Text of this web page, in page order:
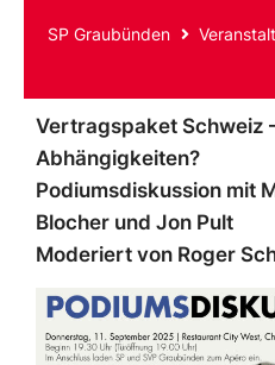
SP Graubünden
Vertragspaket Schweiz
Abhängigkeiten?
Podiumsdiskussion mit
Blocher und Jon Pult
Moderiert von Roger